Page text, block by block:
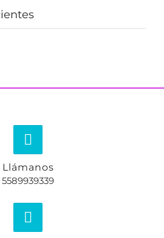
Llámanos
5589939339